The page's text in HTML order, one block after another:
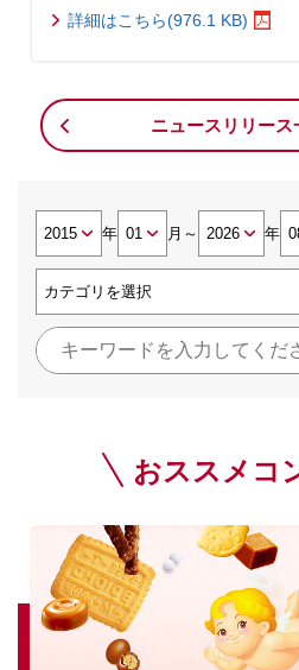
詳細はこちら(976.1 KB)
ニュースリリース
年 月 ～ 年
おススメコ